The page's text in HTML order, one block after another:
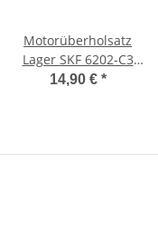
Motorüberholsatz
Lager SKF 6202-C3
Motordichtsatz Ciao,
14,90 € *